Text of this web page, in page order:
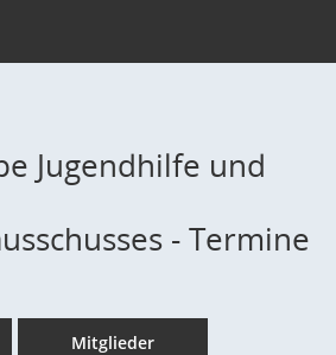
Jugendhilfe und
- Termine
Mitglieder